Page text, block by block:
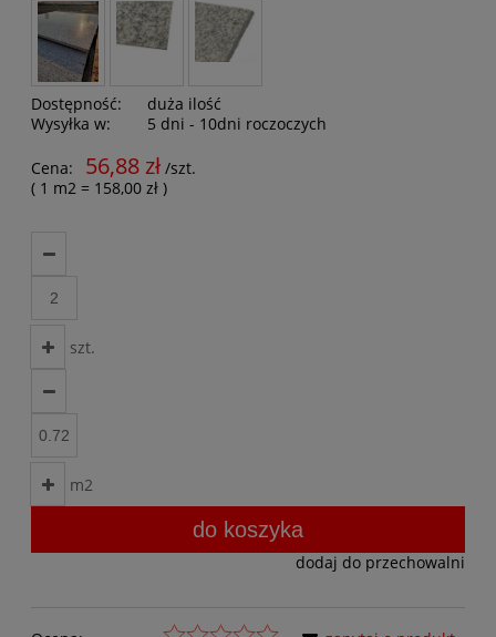
Dostępność:
duża ilość
Wysyłka w:
5 dni - 10dni roczoczych
Cena: 56,88 zł /szt.
( 1 m2 = 158,00 zł )
szt.
m2
do koszyka
dodaj do przechowalni